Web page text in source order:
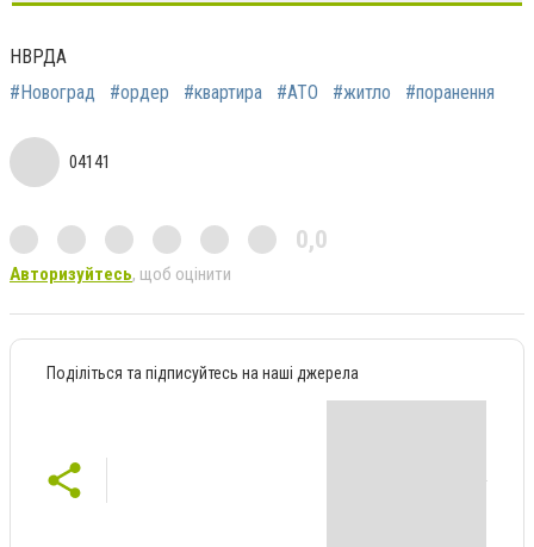
НВРДА
#Новоград
#ордер #квартира #АТО #житло #поранення
04141
0,0
Авторизуйтесь, щоб оцінити
Поділіться та підписуйтесь на наші джерела